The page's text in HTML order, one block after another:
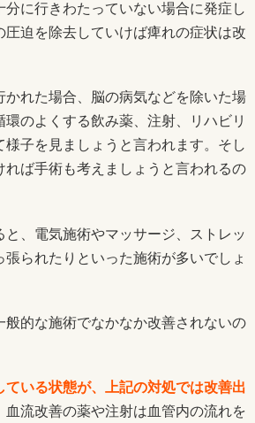
分に行きわたっていない場合に発症し
圧迫を除去していけば痺れの症状は改
かれた場合、脳の病気などを除いた場
のよくする飲み薬、注射、リハビリ
様子を見ましょうと言われます。そし
れば手術も考えましょうと言われるの
と、電気施術やマッサージ、ストレッ
られたりといった施術が多いでしょ
般的な施術でなかなか改善されないの
ている状態が、上記の対処では改善出
血流改善の薬や注射は血管内の流れを